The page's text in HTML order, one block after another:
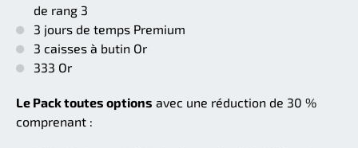
de rang 3
3 jours de temps Premium
3 caisses à butin Or
333 Or
Le Pack toutes options avec une réduction de 30 %
comprenant :